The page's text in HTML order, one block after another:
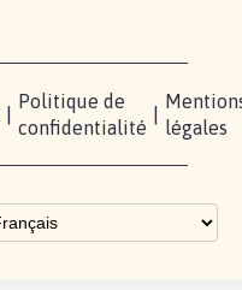
Politique de
confidentialité
légales